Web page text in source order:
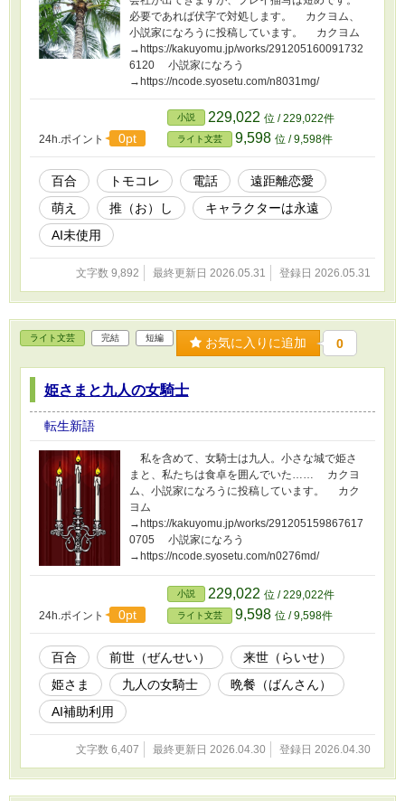
必要であれば伏字で対処します。 カクヨム、
小説家になろうに投稿しています。 カクヨム
→https://kakuyomu.jp/works/291205160091732
6120 小説家になろう
→https://ncode.syosetu.com/n8031mg/
24h.ポイント 0pt
小説 229,022 位 / 229,022件
ライト文芸 9,598 位 / 9,598件
百合 トモコレ 電話
遠距離恋愛
萌え
推（お）し
キャラクターは永遠
AI未使用
文字数 9,892 最終更新日 2026.05.31 登録日 2026.05.31
ライト文芸 完結 短編 お気に入りに追加 0
姫さまと九人の女騎士
転生新語
私を含めて、女騎士は九人。小さな城で姫さ
まと、私たちは食卓を囲んでいた…… カクヨ
ム、小説家になろうに投稿しています。 カク
ヨム
→https://kakuyomu.jp/works/291205159867617
0705 小説家になろう
→https://ncode.syosetu.com/n0276md/
24h.ポイント 0pt
小説 229,022 位 / 229,022件
ライト文芸 9,598 位 / 9,598件
百合 前世（ぜんせい）
来世（らいせ）
姫さま
九人の女騎士
晩餐（ばんさん）
AI補助利用
文字数 6,407 最終更新日 2026.04.30 登録日 2026.04.30